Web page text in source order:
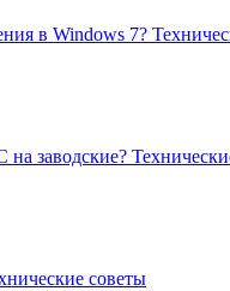
в Windows 7?
заводские?
советы